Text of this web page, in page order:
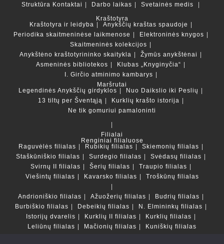
Struktūra Kontaktai Darbo laikas
Svetainės medis
Kraštotyra
Kraštotyra ir leidyba
Anykščių kraštas spaudoje
Periodika skaitmeninėse laikmenose
Elektroninės knygos
Skaitmeninės kolekcijos
Anykštėno kraštotyrininko skaitykla
Žymūs anykštėnai
Asmeninės bibliotekos
Klubas „Knyginyčia“
I. Girčio atminimo kambarys
Maršrutai
Legendinės Anykščių girdyklos
Nuo Daikslio iki Peslių
13 tiltų per Šventąją
Kurklių krašto istorija
Ne tik gomuriui pamaloninti
Filialai
Renginiai filialuose
Raguvėlės filialas
Rubikių filialas
Skiemonių filialas
Staškūniškio filialas
Surdegio filialas
Svėdasų filialas
Svirnų II filialas
Šerių filialas
Traupio filialas
Viešintų filialas
Kavarsko filialas Troškūnų filialas
Andrioniškio filialas Ažuožerių filialas
Budrių filialas
Burbiškio filialas
Debeikių filialas
N. Elmininkų filialas
Istorijų dvarelis
Kurklių II filialas
Kurklių filialas
Leliūnų filialas
Mačionių filialas Kuniškių filialas